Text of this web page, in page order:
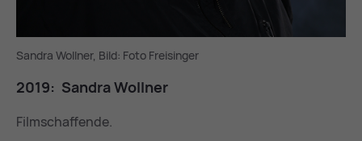
Sandra Wollner, Bild: Foto Freisinger
2019: San­dra Woll­ner
Filmschaffende.